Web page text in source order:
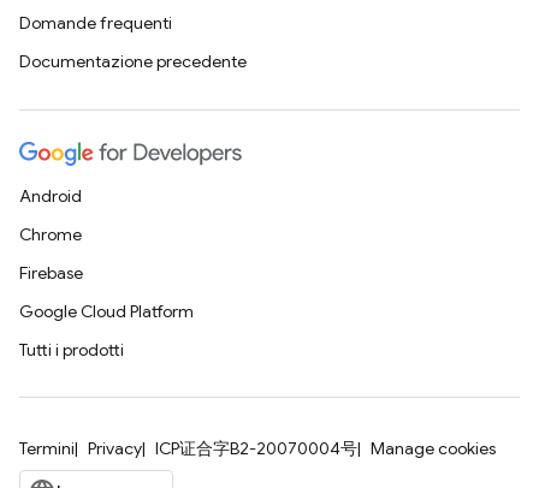
Domande frequenti
Documentazione precedente
Android
Chrome
Firebase
Google Cloud Platform
Tutti i prodotti
Termini Privacy ICP证合字B2-20070004号 Manage cookies